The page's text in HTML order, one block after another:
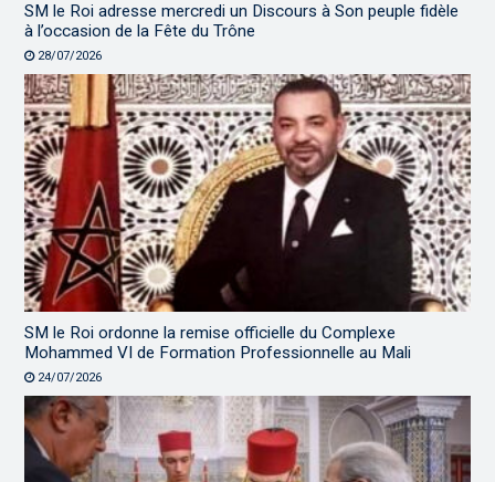
SM le Roi adresse mercredi un Discours à Son peuple fidèle
à l’occasion de la Fête du Trône
28/07/2026
SM le Roi ordonne la remise officielle du Complexe
Mohammed VI de Formation Professionnelle au Mali
24/07/2026